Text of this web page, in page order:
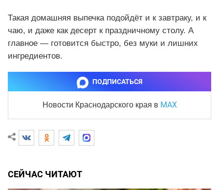
Такая домашняя выпечка подойдёт и к завтраку, и к
чаю, и даже как десерт к праздничному столу. А
главное — готовится быстро, без муки и лишних
ингредиентов.
ПОДПИСАТЬСЯ
Новости Краснодарского края в MAX
СЕЙЧАС ЧИТАЮТ